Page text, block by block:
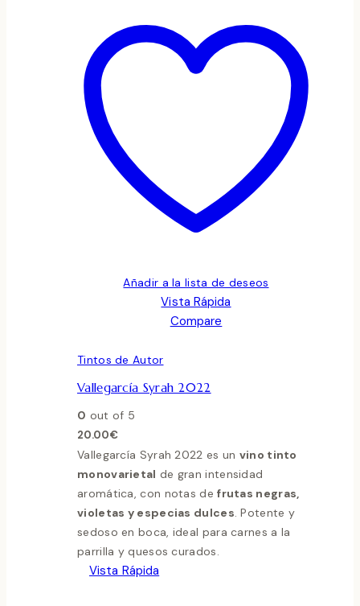
Añadir a la lista de deseos
Vista Rápida
Compare
Tintos de Autor
Vallegarcía Syrah 2022
0 out of 5
20.00€
Vallegarcía Syrah 2022 es un vino tinto
monovarietal de gran intensidad
aromática, con notas defrutas negras,
violetas y especias dulces. Potente y
sedoso en boca, ideal para carnes a la
parrilla y quesos curados.
Vista Rápida